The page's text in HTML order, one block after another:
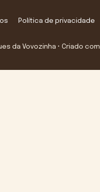
Política de privacidade
da Vovozinha • Criado com